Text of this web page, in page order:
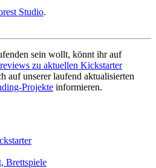
Studio.
sein wollt, könnt ihr auf
zu aktuellen Kickstarter
auf unserer laufend aktualisierten
Projekte informieren.
Brettspiele